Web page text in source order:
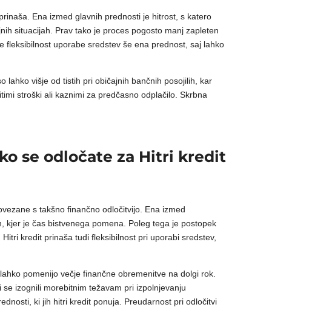
Ena izmed glavnih prednosti je hitrost, s katero
situacijah. Prav tako je proces pogosto manj zapleten
fleksibilnost uporabe sredstev še ena prednost, saj lahko
lahko višje od tistih pri običajnih bančnih posojilih, kar
stroški ali kaznimi za predčasno odplačilo. Skrbna
se odločate za Hitri kredit
s takšno finančno odločitvijo. Ena izmed
kjer je čas bistvenega pomena. Poleg tega je postopek
kredit prinaša tudi fleksibilnost pri uporabi sredstev,
pomenijo večje finančne obremenitve na dolgi rok.
izognili morebitnim težavam pri izpolnjevanju
ki jih hitri kredit ponuja. Preudarnost pri odločitvi